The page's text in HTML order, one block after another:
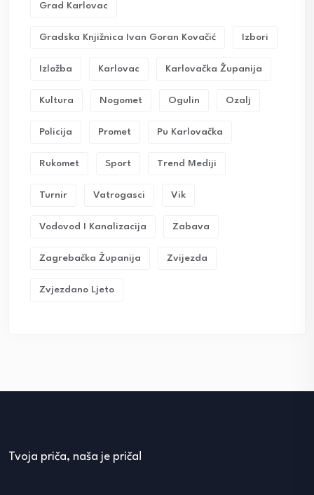
Grad Karlovac
Gradska Knjižnica Ivan Goran Kovačić Izbori
Izložba Karlovac Karlovačka Županija
Kultura Nogomet Ogulin Ozalj
Policija Promet Pu Karlovačka
Rukomet Sport Trend Mediji
Turnir Vatrogasci Vik
Vodovod I Kanalizacija Zabava
Zagrebačka Županija Zvijezda
Zvjezdano Ljeto
Tvoja priča, naša je priča!